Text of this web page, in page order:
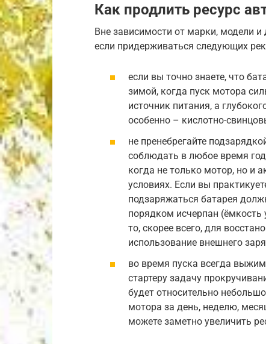
Как продлить ресурс
Вне зависимости от марки, модели
если придерживаться следующих
если вы точно знаете, что
зимой, когда пуск мотора
источник питания, а
особенно – кислотно-
не пренебрегайте
соблюдать в любое время
когда не только мотор, но и
условиях. Если вы
подзаряжаться батарея
порядком исчерпан (ёмкость
то, скорее всего, для
использование внешнего
во время пуска всегда
стартеру задачу
будет относительно
мотора за день, неделю,
можете заметно увеличить